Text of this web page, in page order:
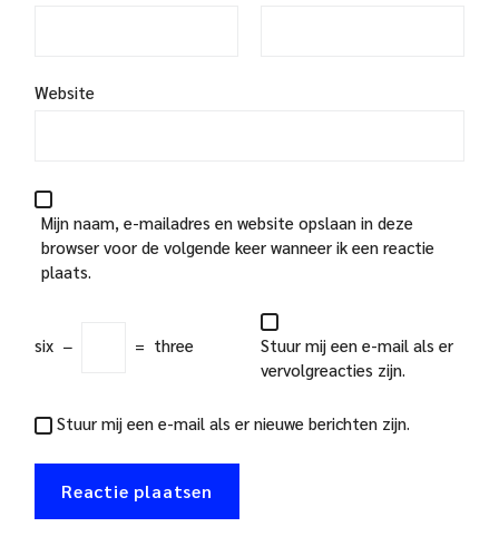
Website
Mijn naam, e-mailadres en website opslaan in deze
browser voor de volgende keer wanneer ik een reactie
plaats.
six − = three
Stuur mij een e-mail als er
vervolgreacties zijn.
Stuur mij een e-mail als er nieuwe berichten zijn.